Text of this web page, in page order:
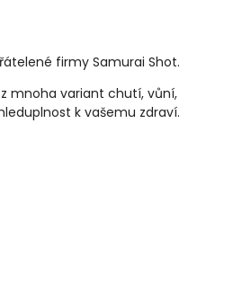
firmy Samurai Shot.
mnoha variant chutí, vůní,
k vašemu zdraví.